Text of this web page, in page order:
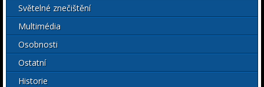
Světelné znečištění
Multimédia
Osobnosti
Ostatní
Historie